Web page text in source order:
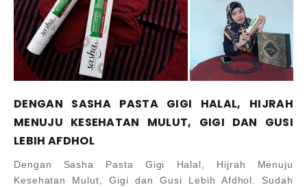
DENGAN SASHA PASTA GIGI HALAL, HIJRAH
MENUJU KESEHATAN MULUT, GIGI DAN GUSI
LEBIH AFDHOL
Dengan Sasha Pasta Gigi Halal, Hijrah Menuju
Kesehatan Mulut, Gigi dan Gusi Lebih Afdhol. Sudah